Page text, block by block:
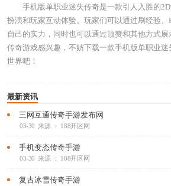
手机版单职业迷失传奇是一款引人入胜的
扮演和玩家互动体验。玩家们可以通过刷经验
自己的实力，同时也可以通过顶赞和其他方式
传奇游戏感兴趣，不妨下载一款手机版单职业
世界吧！
最新资讯
三网互通传奇手游发布网
03-30 来源 ： 188开区网
手机变态传奇手游
03-30 来源 ： 188开区网
复古冰雪传奇手游